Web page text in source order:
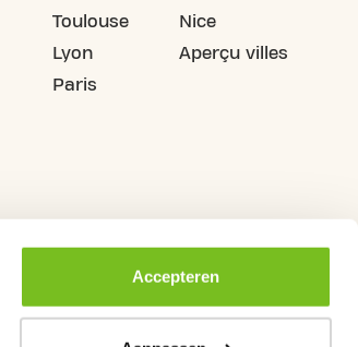
Accepteren
Toulouse
Lyon
Paris
Nice
Aperçu villes